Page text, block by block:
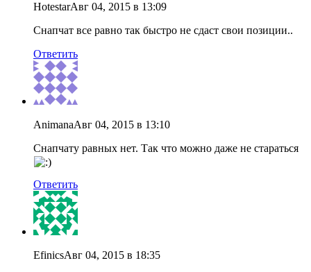
HotestarАвг 04, 2015 в 13:09
Снапчат все равно так быстро не сдаст свои позиции..
Ответить
AnimanaАвг 04, 2015 в 13:10
Снапчату равных нет. Так что можно даже не стараться
Ответить
EfinicsАвг 04, 2015 в 18:35